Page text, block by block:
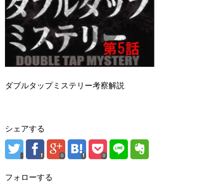
ダブルタップミステリー考察解説
シェアする
0 0
フォローする